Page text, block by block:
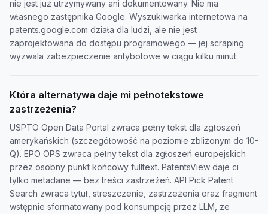
nie jest już utrzymywany ani dokumentowany. Nie ma
własnego zastępnika Google. Wyszukiwarka internetowa na
patents.google.com działa dla ludzi, ale nie jest
zaprojektowana do dostępu programowego — jej scraping
wyzwala zabezpieczenie antybotowe w ciągu kilku minut.
Która alternatywa daje mi pełnotekstowe
zastrzeżenia?
USPTO Open Data Portal zwraca pełny tekst dla zgłoszeń
amerykańskich (szczegółowość na poziomie zbliżonym do 10-
Q). EPO OPS zwraca pełny tekst dla zgłoszeń europejskich
przez osobny punkt końcowy fulltext. PatentsView daje ci
tylko metadane — bez treści zastrzeżeń. API Pick Patent
Search zwraca tytuł, streszczenie, zastrzeżenia oraz fragment
wstępnie sformatowany pod konsumpcję przez LLM, ze